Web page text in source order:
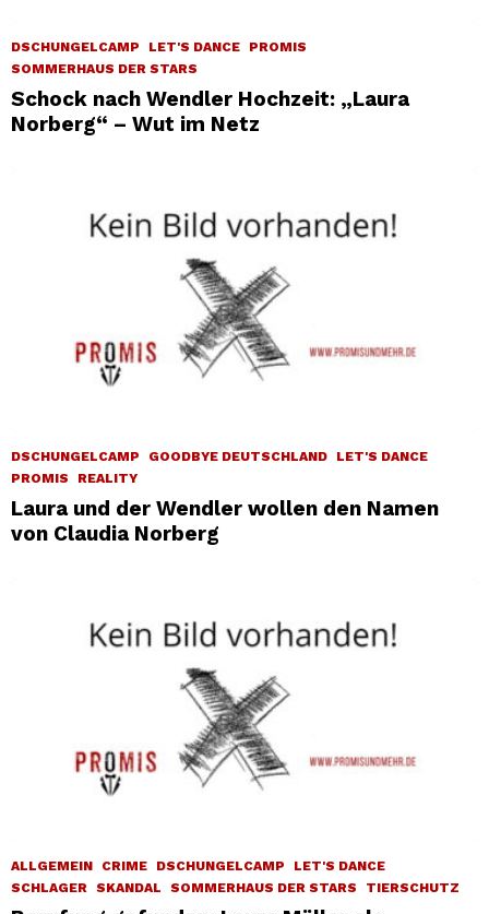
DSCHUNGELCAMP LET'S DANCE
PROMIS
SOMMERHAUS DER STARS
Schock nach Wendler Hochzeit: „Laura
Norberg“ – Wut im Netz
DSCHUNGELCAMP GOODBYE DEUTSCHLAND
LET'S DANCE
PROMIS
REALITY
Laura und der Wendler wollen den Namen
von Claudia Norberg
ALLGEMEIN CRIME DSCHUNGELCAMP
LET'S DANCE
SCHLAGER SKANDAL SOMMERHAUS DER STARS TIERSCHUTZ